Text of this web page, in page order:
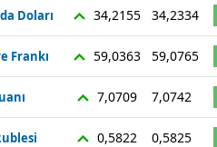
Doları 34,2155 34,2334
Frankı 59,0363 59,0765
7,0709 7,0742
0,5822 0,5825